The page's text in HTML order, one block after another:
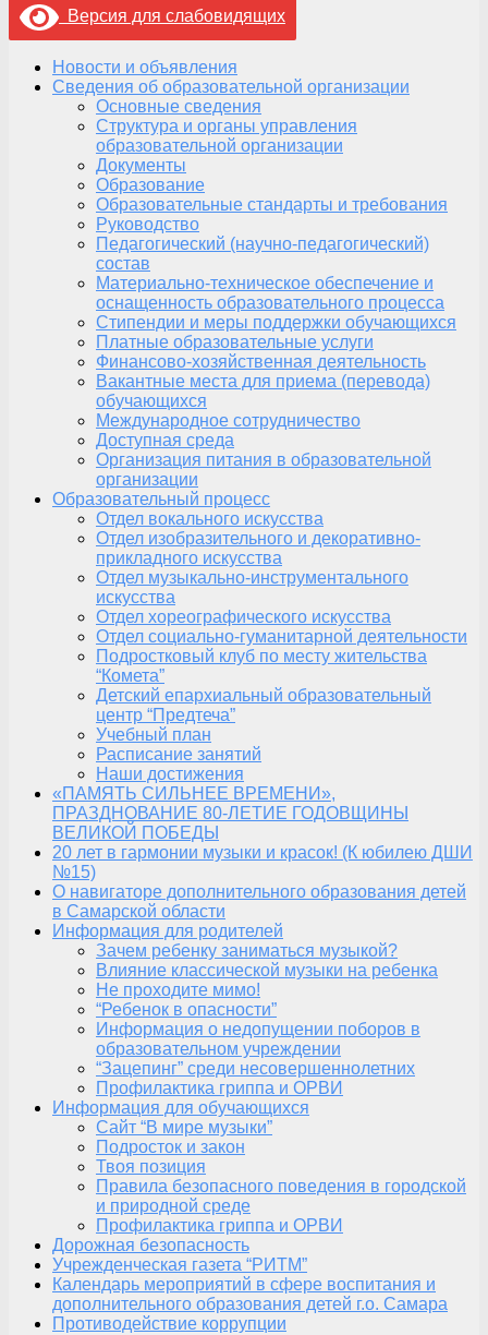
Версия для слабовидящих
Новости и объявления
Сведения об образовательной организации
Основные сведения
Структура и органы управления
образовательной организации
Документы
Образование
Образовательные стандарты и требования
Руководство
Педагогический (научно-педагогический)
состав
Материально-техническое обеспечение и
оснащенность образовательного процесса
Стипендии и меры поддержки обучающихся
Платные образовательные услуги
Финансово-хозяйственная деятельность
Вакантные места для приема (перевода)
обучающихся
Международное сотрудничество
Доступная среда
Организация питания в образовательной
организации
Образовательный процесс
Отдел вокального искусства
Отдел изобразительного и декоративно-
прикладного искусства
Отдел музыкально-инструментального
искусства
Отдел хореографического искусства
Отдел социально-гуманитарной деятельности
Подростковый клуб по месту жительства
“Комета”
Детский епархиальный образовательный
центр “Предтеча”
Учебный план
Расписание занятий
Наши достижения
«ПАМЯТЬ СИЛЬНЕЕ ВРЕМЕНИ»,
ПРАЗДНОВАНИЕ 80-ЛЕТИЕ ГОДОВЩИНЫ
ВЕЛИКОЙ ПОБЕДЫ
20 лет в гармонии музыки и красок! (К юбилею ДШИ
№15)
О навигаторе дополнительного образования детей
в Самарской области
Информация для родителей
Зачем ребенку заниматься музыкой?
Влияние классической музыки на ребенка
Не проходите мимо!
“Ребенок в опасности”
Информация о недопущении поборов в
образовательном учреждении
“Зацепинг” среди несовершеннолетних
Профилактика гриппа и ОРВИ
Информация для обучающихся
Сайт “В мире музыки”
Подросток и закон
Твоя позиция
Правила безопасного поведения в городской
и природной среде
Профилактика гриппа и ОРВИ
Дорожная безопасность
Учрежденческая газета “РИТМ”
Календарь мероприятий в сфере воспитания и
дополнительного образования детей г.о. Самара
Противодействие коррупции